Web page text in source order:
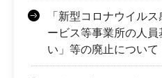
「新型コロナウイル
ービス等事業所の人
い」等の廃止について